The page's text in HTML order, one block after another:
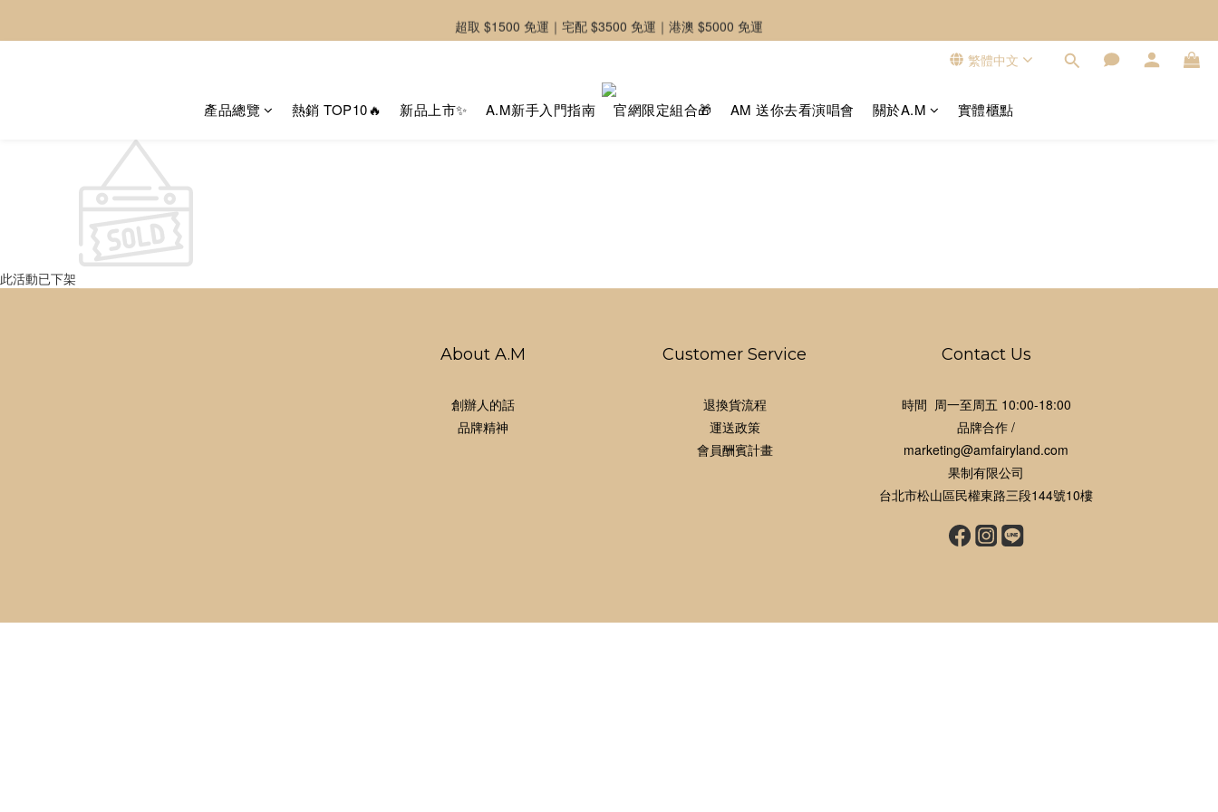
-好友募集中-加入官方LINE好友獲取優惠券
超取 $1500 免運｜宅配 $3500 免運｜港澳 $5000 免運
繁體中文
產品總覽 熱銷 TOP10🔥 新品上市✨ A.M新手入門指南 官網限定組合🎁 AM 送你去看演唱會 關於A.M 實體櫃點
此活動已下架
About A.M
創辦人的話
品牌精神
Customer Service
退換貨流程
運送政策
會員酬賓計畫
Contact Us
時間 周一至周五 10:00-18:00
品牌合作 /
marketing@amfairyland.com
果制有限公司
台北市松山區民權東路三段144號10樓